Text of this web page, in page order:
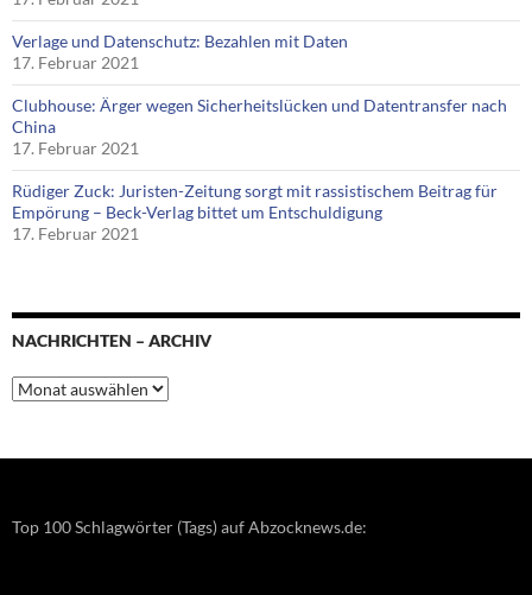
Verlage und Datenschutz: Bezahlen mit Daten
17. Februar 2021
Clubhouse: Ärger wegen Sicherheitslücken und Datentransfer nach
China
17. Februar 2021
Rüdiger Zuck: Juristen-Zeitung sorgt mit rassistischem Beitrag für
Empörung – Beck-Verlag bittet um Entschuldigung
17. Februar 2021
NACHRICHTEN – ARCHIV
Nachrichten
–
Top 100 Schlagwörter (Tags) auf Abzocknews.de: